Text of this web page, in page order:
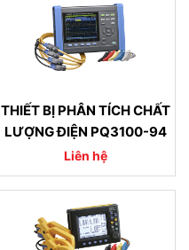
THIẾT BỊ PHÂN TÍCH CHẤT
LƯỢNG ĐIỆN PQ3100-94
Liên hệ